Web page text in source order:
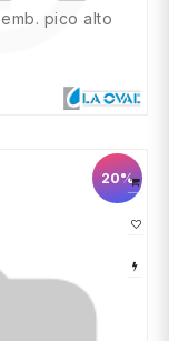
20%